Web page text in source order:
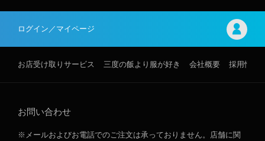
ログイン／マイページ
お店受け取りサービス 三度の飯より服が好き 会社概要 採用情報
お問い合わせ
※メールおよびお電話でのご注文は承っておりません。店舗に関